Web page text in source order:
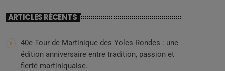
ARTICLES RÉCENTS
40e Tour de Martinique des Yoles Rondes : une
édition anniversaire entre tradition, passion et
fierté martiniquaise.